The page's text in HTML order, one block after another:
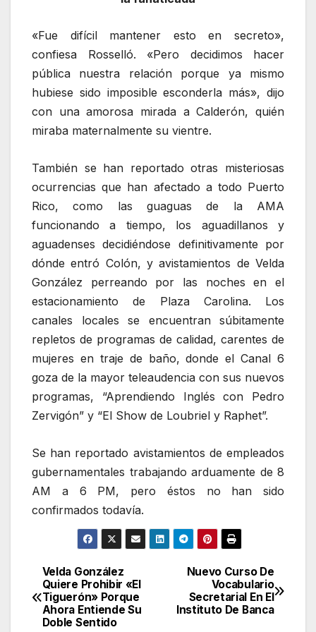
«Fue difícil mantener esto en secreto»,
confiesa Rosselló. «Pero decidimos hacer
pública nuestra relación porque ya mismo
hubiese sido imposible esconderla más», dijo
con una amorosa mirada a Calderón, quién
miraba maternalmente su vientre.
También se han reportado otras misteriosas
ocurrencias que han afectado a todo Puerto
Rico, como las guaguas de la AMA
funcionando a tiempo, los aguadillanos y
aguadenses decidiéndose definitivamente por
dónde entró Colón, y avistamientos de Velda
González perreando por las noches en el
estacionamiento de Plaza Carolina. Los
canales locales se encuentran súbitamente
repletos de programas de calidad, carentes de
mujeres en traje de baño, donde el Canal 6
goza de la mayor teleaudencia con sus nuevos
programas, “Aprendiendo Inglés con Pedro
Zervigón” y “El Show de Loubriel y Raphet”.
Se han reportado avistamientos de empleados
gubernamentales trabajando arduamente de 8
AM a 6 PM, pero éstos no han sido
confirmados todavía.
Navegación
de
Nuevo Curso De
Vocabulario
Secretarial En El
Instituto De Banca
Velda González
Quiere Prohibir «El
Tiguerón» Porque
Ahora Entiende Su
Doble Sentido